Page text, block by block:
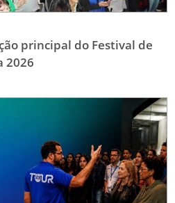
principal do Festival de
2026